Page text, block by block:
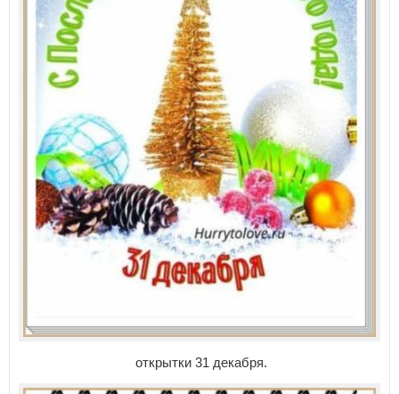
открытки 31 декабря.